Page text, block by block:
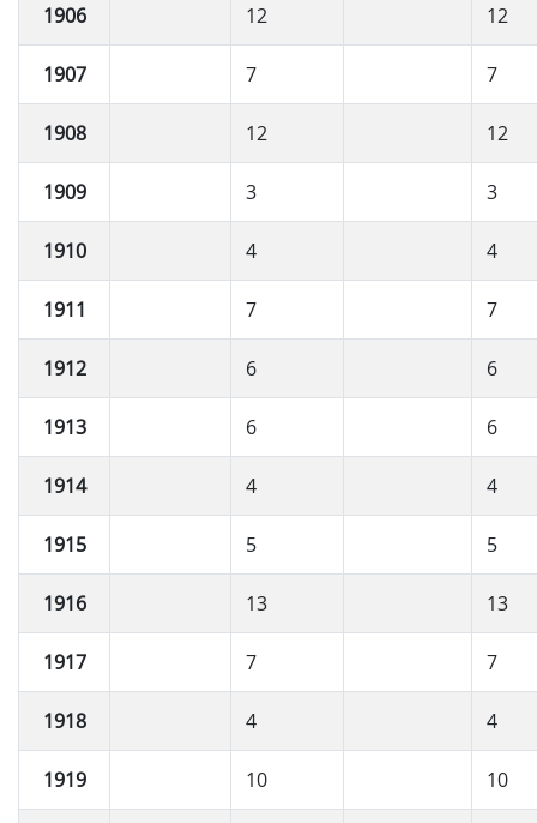
1906 12 12
1907 7 7
1908 12 12
1909 3 3
1910 4 4
1911 7 7
1912 6 6
1913 6 6
1914 4 4
1915 5 5
1916 13 13
1917 7 7
1918 4 4
1919 10 10